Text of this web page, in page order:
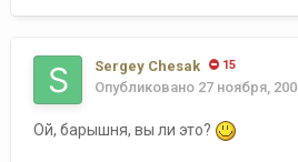
Sergey Chesak 15
Опубликовано 27 ноября,
Ой, барышня, вы ли это?